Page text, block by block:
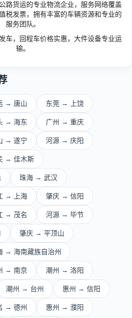
路货运的专业物流企业，服务网络覆盖
税发票，拥有丰富的车辆资源和专业的
服务团队。
车，回程车价格实惠，大件设备专业运
输。
→ 唐山 东莞 → 上饶
→ 海东 广州 → 重庆
→ 遂宁 河源 → 庆阳
→ 佳木斯
珠海 → 武汉
→ 上海 肇庆 → 信阳
→ 茂名 河源 → 毕节
肇庆 → 平顶山
→ 海南藏族自治州
→ 南京 潮州 → 洛阳
潮州 → 台州 惠州 → 信阳
→ 德州 惠州 → 濮阳